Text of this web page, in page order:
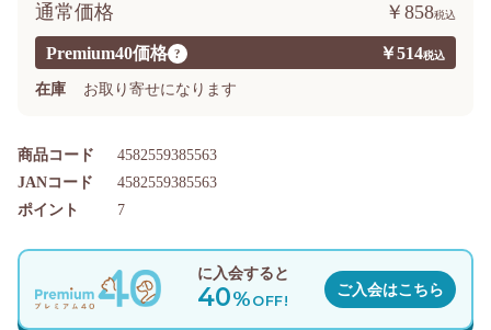
Premium40価格 ? ￥514
通常価格 ￥858
在庫 お取り寄せになります
商品コード 4582559385563
ポイント 7
JANコード 4582559385563
に入会すると
40%OFF!
ご入会はこちら